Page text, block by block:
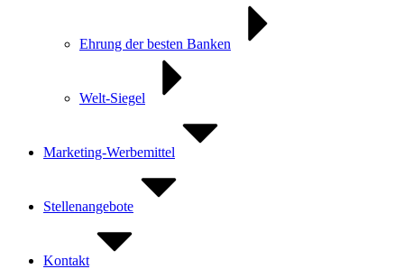
Ehrung der besten Banken
Welt-Siegel
Marketing-Werbemittel
Stellenangebote
Kontakt